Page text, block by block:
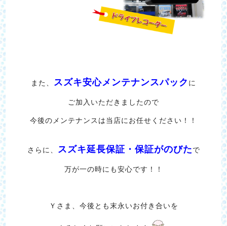
また、 スズキ安心メンテナンスパック に
ご加入いただきましたので
今後のメンテナンスは当店にお任せください！！
さらに、 スズキ延長保証・保証がのびたで
万が一の時にも安心です！！
Ｙさま、今後とも末永いお付き合いを